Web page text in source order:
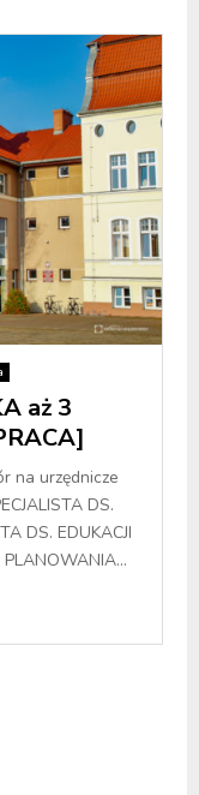
aż 3
na urzędnicze
DS.
DS. EDUKACJI
PLANOWANIA...